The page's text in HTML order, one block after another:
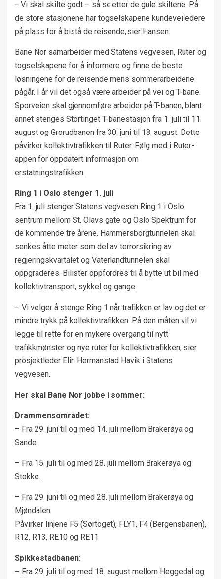
– Vi skal skilte godt – så se etter de gule skiltene. På
de store stasjonene har togselskapene kundeveiledere
på plass for å bistå de reisende, sier Hansen.
Bane Nor samarbeider med Statens vegvesen, Ruter og
togselskapene for å informere og finne de beste
løsningene for de reisende mens sommerarbeidene
pågår. I år vil det også være arbeider på vei og T-bane.
Sporveien skal gjennomføre arbeider på T-banen, blant
annet stenges Stortinget T-banestasjon fra 1. juli til 11.
august og Grorudbanen fra 30. juni til 18. august. Dette
påvirker kollektivtrafikken til Ruter. Følg med i Ruter-
appen for oppdatert informasjon om
erstatningstrafikken.
Ring 1 i Oslo stenger 1. juli
Fra 1. juli stenger Statens vegvesen Ring 1 i Oslo
sentrum mellom St. Olavs gate og Oslo Spektrum for
de kommende tre årene. Hammersborgtunnelen skal
senkes åtte meter som del av terrorsikring av
regjeringskvartalet og Vaterlandtunnelen skal
oppgraderes. Bilister oppfordres til å bytte ut bil med
kollektivtransport, sykkel og gange.
– Vi velger å stenge Ring 1 når trafikken er lav og det er
mindre trykk på kollektivtrafikken. På den måten vil vi
legge til rette for en mykere overgang til nytt
trafikkmønster og nye ruter for kollektivtrafikken, sier
prosjektleder Elin Hermanstad Havik i Statens
vegvesen.
Her skal Bane Nor jobbe i sommer:
Drammensområdet:
– Fra 29. juni til og med 14. juli mellom Brakerøya og
Sande.
– Fra 15. juli til og med 28. juli mellom Brakerøya og
Stokke.
– Fra 29. juni til og med 28. juli mellom Brakerøya og
Mjøndalen.
Påvirker linjene F5 (Sørtoget), FLY1, F4 (Bergensbanen),
R12, R13, RE10 og RE11
Spikkestadbanen:
– Fra 29. juli til og med 18. august mellom Heggedal og